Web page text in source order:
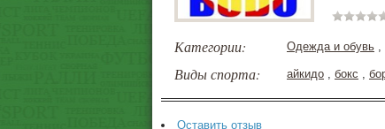
Категории: Одежда и обувь ,
Виды спорта: айкидо , бокс ,
Оставить отзыв